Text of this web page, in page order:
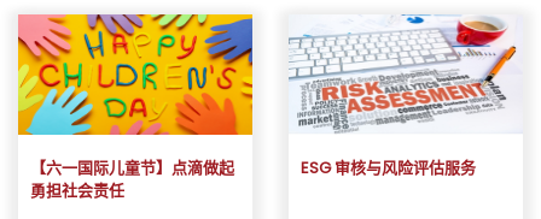
【六一国际儿童节】点滴做起
勇担社会责任
ESG 审核与风险评估服务